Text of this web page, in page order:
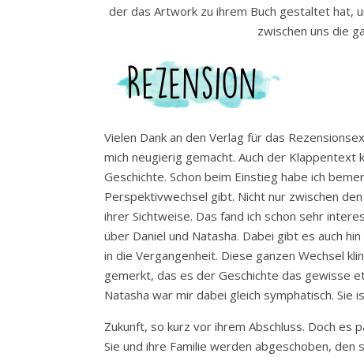
der das Artwork zu ihrem Buch gestaltet hat,
zwischen uns die
Vielen Dank an den Verlag für das
mich neugierig gemacht. Auch der Klappentext
Geschichte. Schon beim Einstieg habe ich
Perspektivwechsel gibt. Nicht nur zwischen
ihrer Sichtweise. Das fand ich schon sehr
über Daniel und Natasha. Dabei gibt es auch
in die Vergangenheit. Diese ganzen Wechsel
gemerkt, das es der Geschichte das gewisse
Natasha war mir dabei gleich symphatisch. Sie
Zukunft, so kurz vor ihrem Abschluss. Doch
Sie und ihre Familie werden abgeschoben, den